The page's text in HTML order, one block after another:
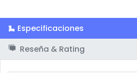
Especificaciones
Reseña & Rating